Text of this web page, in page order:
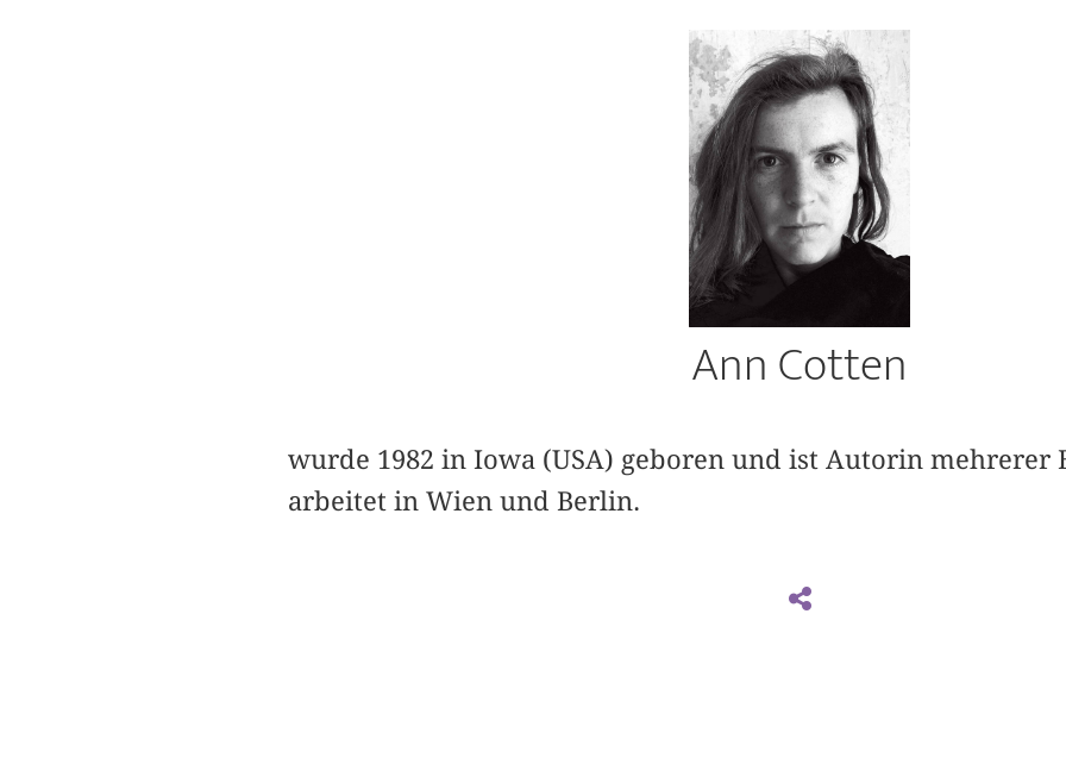
Ann Cotten
wurde 1982 in Iowa (USA) geboren und ist Autorin mehrerer
arbeitet in Wien und Berlin.